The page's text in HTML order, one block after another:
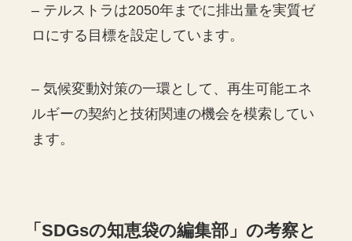
– テルストラは2050年までに排出量を実質ゼ
ロにする目標を設定しています。
– 気候変動対策の一環として、再生可能エネ
ルギーの契約と技術関連の機会を模索してい
ます。
「SDGsの知恵袋の編集部」の考察と